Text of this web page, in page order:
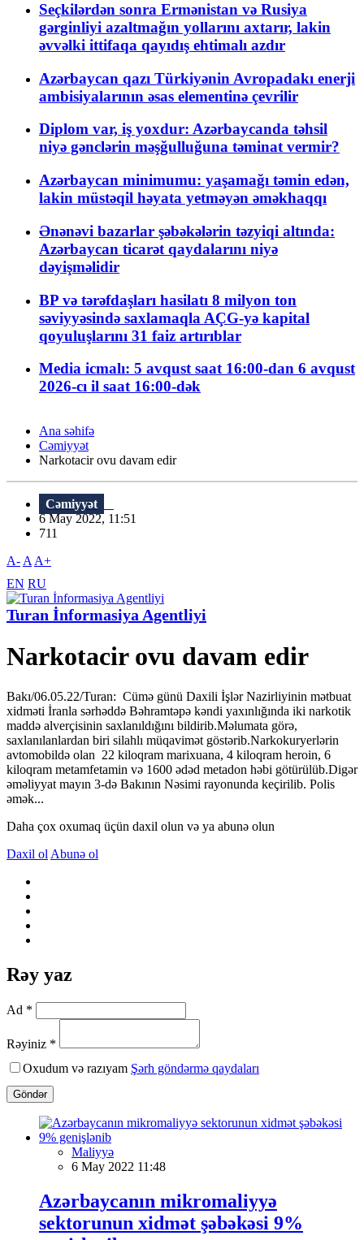
Seçkilərdən sonra Ermənistan və Rusiya
gərginliyi azaltmağın yollarını axtarır, lakin
əvvəlki ittifaqa qayıdış ehtimalı azdır
Azərbaycan qazı Türkiyənin Avropadakı enerji
ambisiyalarının əsas elementinə çevrilir
Diplom var, iş yoxdur: Azərbaycanda təhsil
niyə gənclərin məşğulluğuna təminat vermir?
Azərbaycan minimumu: yaşamağı təmin edən,
lakin müstəqil həyata yetməyən əməkhaqqı
Ənənəvi bazarlar şəbəkələrin təzyiqi altında:
Azərbaycan ticarət qaydalarını niyə
dəyişməlidir
BP və tərəfdaşları hasilatı 8 milyon ton
səviyyəsində saxlamaqla AÇG-yə kapital
qoyuluşlarını 31 faiz artırıblar
Media icmalı: 5 avqust saat 16:00-dan 6 avqust
2026-cı il saat 16:00-dək
Ana səhifə
Cəmiyyət
Narkotacir ovu davam edir
Cəmiyyət
6 May 2022, 11:51
711
A- A A+
EN RU
Turan İnformasiya Agentliyi
Narkotacir ovu davam edir
Bakı/06.05.22/Turan: Cümə günü Daxili İşlər Nazirliyinin mətbuat
xidməti İranla sərhəddə Bəhramtəpə kəndi yaxınlığında iki narkotik
maddə alverçisinin saxlanıldığını bildirib.Məlumata görə,
saxlanılanlardan biri silahlı müqavimət göstərib.Narkokuryerlərin
avtomobildə olan 22 kiloqram marixuana, 4 kiloqram heroin, 6
kiloqram metamfetamin və 1600 ədəd metadon həbi götürülüb.Digər
əməliyyat mayın 3-də Bakının Nəsimi rayonunda keçirilib. Polis
əmək...
Daha çox oxumaq üçün daxil olun və ya abunə olun
Daxil ol Abunə ol
Rəy yaz
Ad *
Rəyiniz *
Oxudum və razıyam Şərh göndərmə qaydaları
Göndər
Maliyyə
6 May 2022 11:48
Azərbaycanın mikromaliyyə
sektorunun xidmət şəbəkəsi 9%